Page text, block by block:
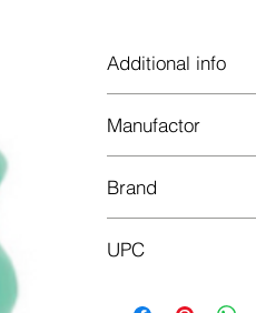
Additional info
for dehydrated
in a handy spray
suitable for body
hydrates and
absorbs quickly
Manufactor
Brand
UPC